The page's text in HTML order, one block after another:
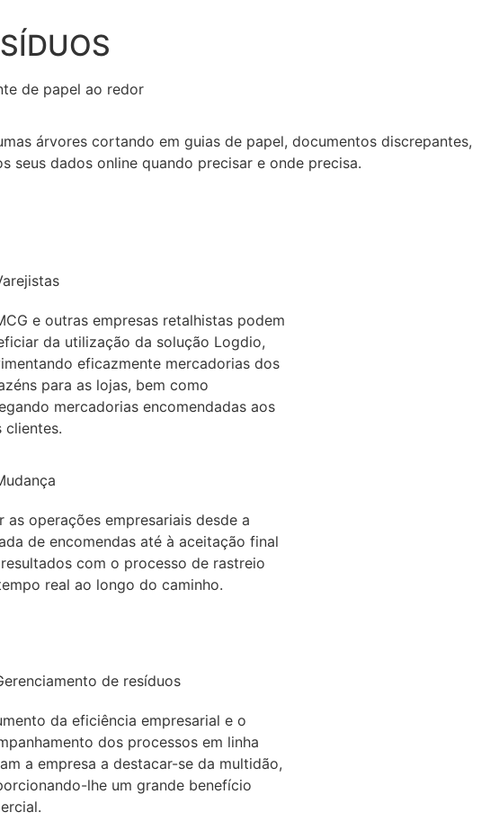
de papel ao redor
árvores cortando em guias de papel, documentos discrepantes,
seus dados online quando precisar e onde precisa.
e outras empresas retalhistas podem
da utilização da solução Logdio,
eficazmente mercadorias dos
para as lojas, bem como
mercadorias encomendadas aos
clientes.
as operações empresariais desde a
de encomendas até à aceitação final
com o processo de rastreio
real ao longo do caminho.
de resíduos
da eficiência empresarial e o
dos processos em linha
a empresa a destacar-se da multidão,
lhe um grande benefício